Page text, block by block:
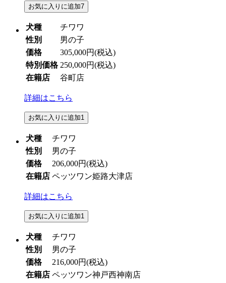
お気に入りに追加7
犬種
チワワ
性別
男の子
価格
305,000円(税込)
特別価格 250,000円(税込)
在籍店
谷町店
詳細はこちら
お気に入りに追加1
犬種
チワワ
性別
男の子
価格
206,000円(税込)
在籍店 ペッツワン姫路大津店
詳細はこちら
お気に入りに追加1
犬種
チワワ
性別
男の子
価格
216,000円(税込)
在籍店 ペッツワン神戸西神南店